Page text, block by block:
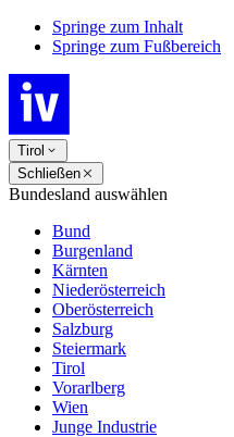
Springe zum Inhalt
Springe zum Fußbereich
Tirol
Schließen
Bundesland auswählen
Bund
Burgenland
Kärnten
Niederösterreich
Oberösterreich
Salzburg
Steiermark
Tirol
Vorarlberg
Wien
Junge Industrie